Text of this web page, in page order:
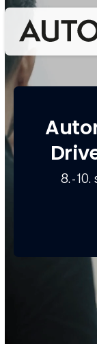
8. -